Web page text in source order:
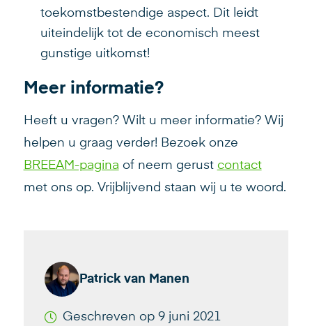
toekomstbestendige aspect. Dit leidt
uiteindelijk tot de economisch meest
gunstige uitkomst!
Meer informatie?
Heeft u vragen? Wilt u meer informatie? Wij
helpen u graag verder! Bezoek onze
BREEAM-pagina of neem gerust contact
met ons op. Vrijblijvend staan wij u te woord.
Patrick van Manen
Geschreven op 9 juni 2021